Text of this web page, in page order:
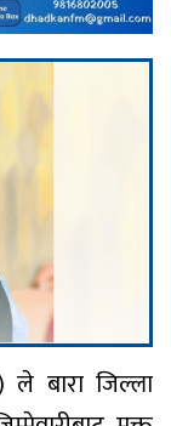
ले बारा जिल्ला